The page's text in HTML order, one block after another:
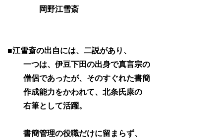
岡野江雪斎
■江雪斎の出自には、二説があり、
一つは、伊豆下田の出身で真言宗の
僧侶であったが、そのすぐれた書簡
作成能力をかわれて、北条氏康の
右筆として活躍。
書簡管理の役職だけに留まらず、